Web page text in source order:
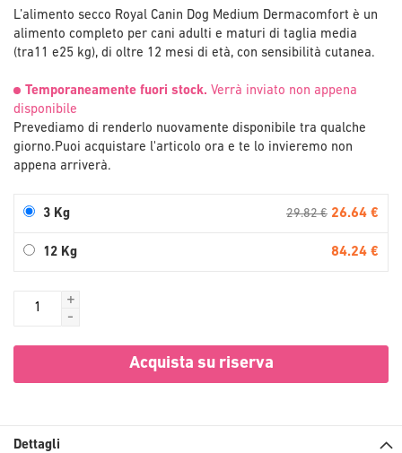
L’alimento secco Royal Canin Dog Medium Dermacomfort è un
alimento completo per cani adulti e maturi di taglia media
(tra11 e25 kg), di oltre 12 mesi di età, con sensibilità cutanea.
Temporaneamente fuori stock. Verrà inviato non appena
disponibile
Prevediamo di renderlo nuovamente disponibile tra qualche
giorno.Puoi acquistare l'articolo ora e te lo invieremo non
appena arriverà.
3 Kg 29.82 € 26.64 €
12 Kg 84.24 €
+
-
Acquista su riserva
di
immagini
Dettagli